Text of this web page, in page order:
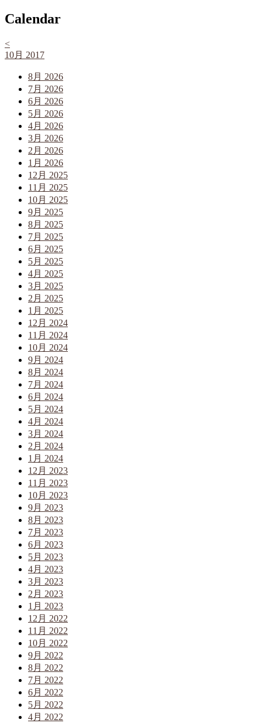
Calendar
<
10月 2017
8月 2026
7月 2026
6月 2026
5月 2026
4月 2026
3月 2026
2月 2026
1月 2026
12月 2025
11月 2025
10月 2025
9月 2025
8月 2025
7月 2025
6月 2025
5月 2025
4月 2025
3月 2025
2月 2025
1月 2025
12月 2024
11月 2024
10月 2024
9月 2024
8月 2024
7月 2024
6月 2024
5月 2024
4月 2024
3月 2024
2月 2024
1月 2024
12月 2023
11月 2023
10月 2023
9月 2023
8月 2023
7月 2023
6月 2023
5月 2023
4月 2023
3月 2023
2月 2023
1月 2023
12月 2022
11月 2022
10月 2022
9月 2022
8月 2022
7月 2022
6月 2022
5月 2022
4月 2022